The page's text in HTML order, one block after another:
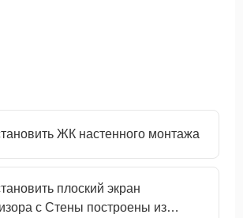
ЖК настенного монтажа
плоский экран
с Стены построены из